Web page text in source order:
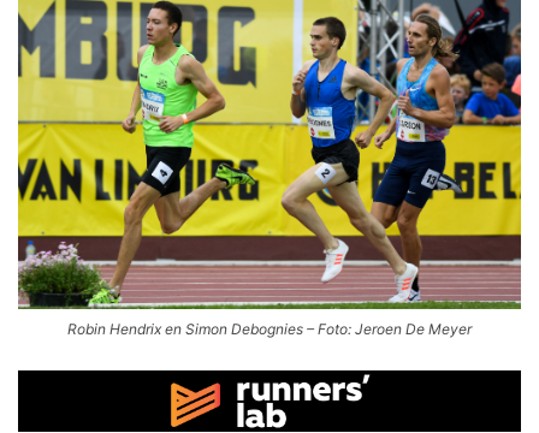
Robin Hendrix en Simon Debognies – Foto: Jeroen De Meyer